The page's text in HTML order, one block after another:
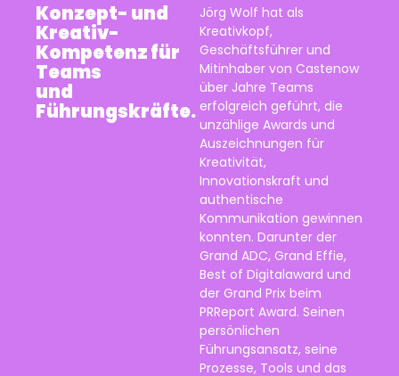
Konzept- und
Kreativ-
Kompetenz für
Teams
und
Führungskräfte.
Jörg Wolf hat als
Kreativkopf,
Geschäftsführer und
Mitinhaber von Castenow
über Jahre Teams
erfolgreich geführt, die
unzählige Awards und
Auszeichnungen für
Kreativität,
Innovationskraft und
authentische
Kommunikation gewinnen
konnten. Darunter der
Grand ADC, Grand Effie,
Best of Digitalaward und
der Grand Prix beim
PRReport Award. Seinen
persönlichen
Führungsansatz, seine
Prozesse, Tools und das